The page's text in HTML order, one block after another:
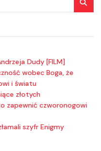
Dudy [FILM]
wobec Boga, że
i światu
złotych
zapewnić czworonogowi
szyfr Enigmy